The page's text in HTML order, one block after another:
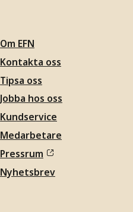
Om EFN
Kontakta oss
Tipsa oss
Jobba hos oss
Kundservice
Medarbetare
Pressrum
Nyhetsbrev